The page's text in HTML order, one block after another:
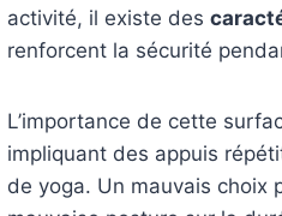
activité, il existe des
renforcent la sécurité
L’importance de cette
impliquant des appuis
de yoga. Un mauvais choix